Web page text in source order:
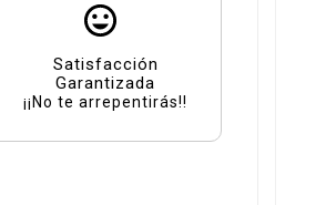
Satisfacción
Garantizada
¡¡No te arrepentirás!!